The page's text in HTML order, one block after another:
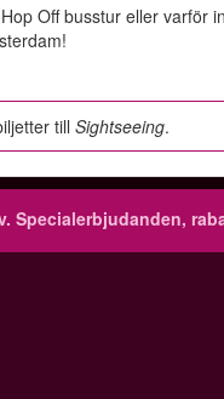
Off busstur eller
till Sightseeing.
Specialerbjudanden,